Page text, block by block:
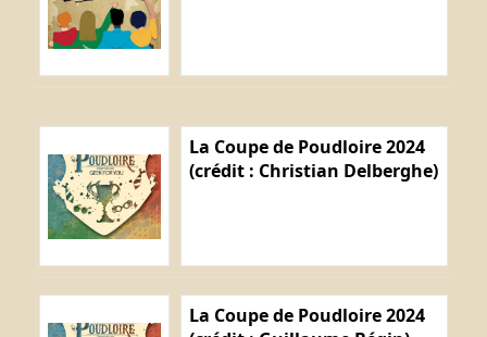
La Coupe de Poudloire 2024
(crédit : Christian Delberghe)
La Coupe de Poudloire 2024